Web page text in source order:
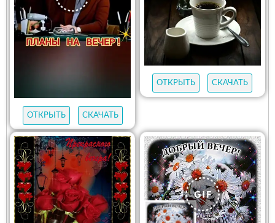
ОТКРЫТЬ СКАЧАТЬ
ОТКРЫТЬ СКАЧАТЬ